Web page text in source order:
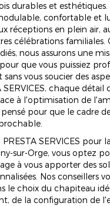
durables et
confortable et
réceptions en plein air,
célébrations familiales.
nous assurons une
que vous puissiez
vous soucier des
SERVICES, chaque détail
à l'optimisation de
pour que le cadre
SERVICES pour
sur-Orge, vous optez
à vous apporter des
Nos conseillers
le choix du chapiteau
de la configuration de